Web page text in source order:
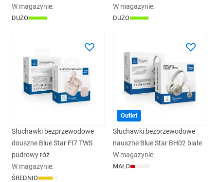
W magazynie:
DUŻO
W magazynie:
DUŻO
Słuchawki bezprzewodowe
douszne Blue Star FI7 TWS
pudrowy róż
W magazynie:
ŚREDNIO
Outlet
Słuchawki bezprzewodowe
nauszne Blue Star BH02 białe
W magazynie:
MAŁO